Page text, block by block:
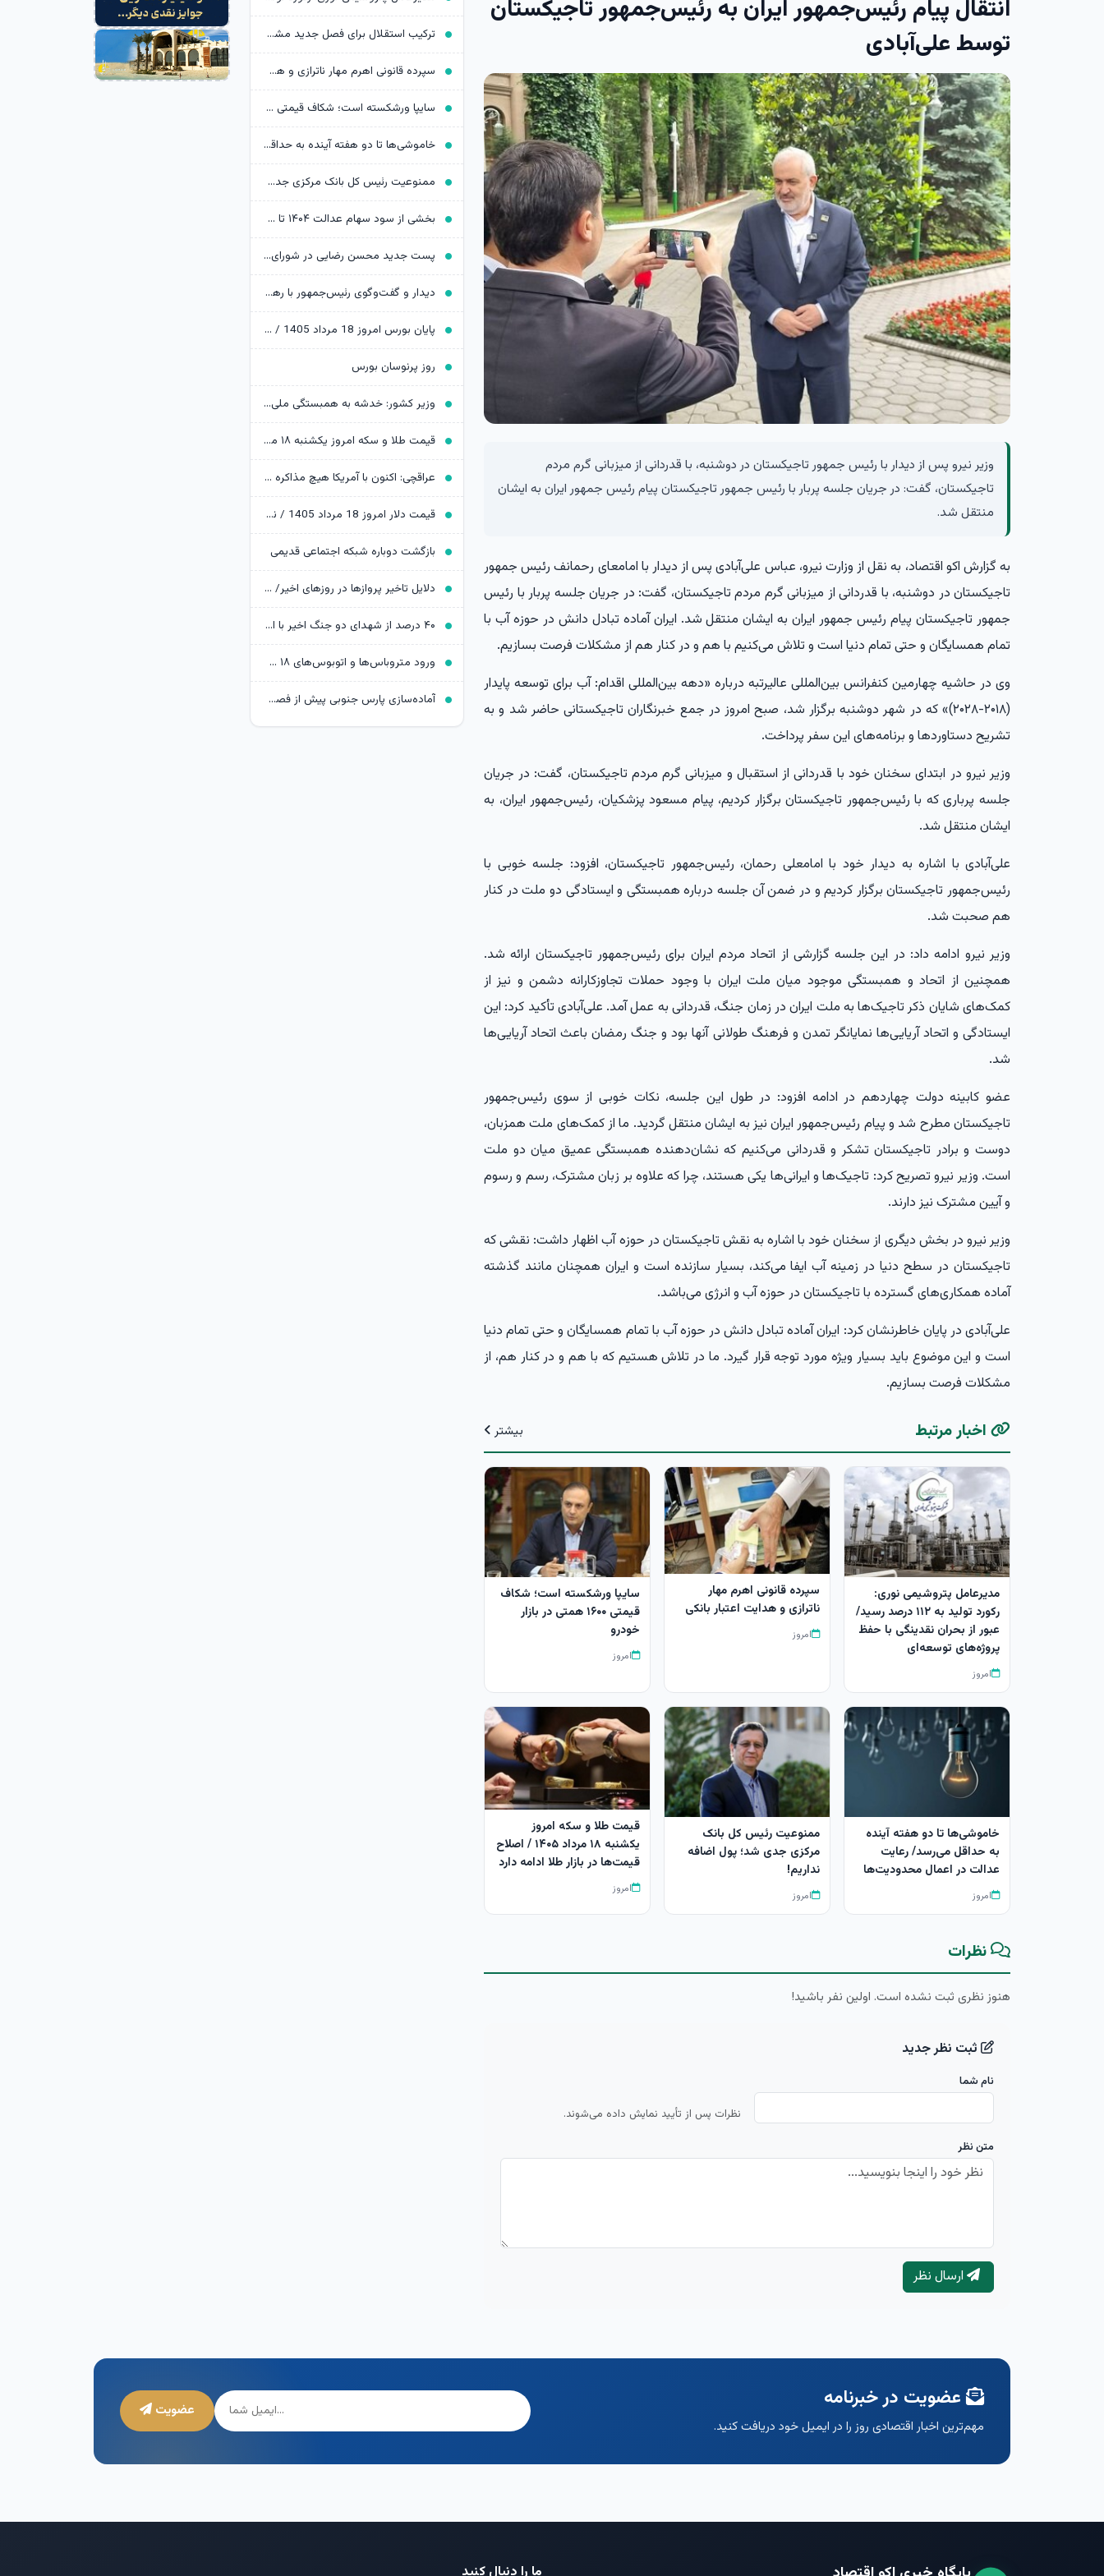
انتقال پیام رئیس‌جمهور ایران به رئیس‌جمهور تاجیکستان
توسط علی‌آبادی
وزیر نیرو پس از دیدار با رئیس جمهور تاجیکستان در دوشنبه، با قدردانی از میزبانی گرم مردم
تاجیکستان، گفت: در جریان جلسه پربار با رئیس جمهور تاجیکستان پیام رئیس جمهور ایران به ایشان
منتقل شد.
به گزارش اکو اقتصاد، به نقل از وزارت نیرو، عباس علی‌آبادی پس از دیدار با امامعای رحمانف رئیس جمهور
تاجیکستان در دوشنبه، با قدردانی از میزبانی گرم مردم تاجیکستان، گفت: در جریان جلسه پربار با رئیس
جمهور تاجیکستان پیام رئیس جمهور ایران به ایشان منتقل شد. ایران آماده تبادل دانش در حوزه آب با
تمام همسایگان و حتی تمام دنیا است و تلاش می‌کنیم با هم و در کنار هم از مشکلات فرصت بسازیم.
وی در حاشیه چهارمین کنفرانس بین‌المللی عالیرتبه درباره «دهه بین‌المللی اقدام: آب برای توسعه پایدار
(۲۰۱۸-۲۰۲۸)» که در شهر دوشنبه برگزار شد، صبح امروز در جمع خبرنگاران تاجیکستانی حاضر شد و به
تشریح دستاوردها و برنامه‌های این سفر پرداخت.
وزیر نیرو در ابتدای سخنان خود با قدردانی از استقبال و میزبانی گرم مردم تاجیکستان، گفت: در جریان
جلسه پرباری که با رئیس‌جمهور تاجیکستان برگزار کردیم، پیام مسعود پزشکیان، رئیس‌جمهور ایران، به
ایشان منتقل شد.
علی‌آبادی با اشاره به دیدار خود با امامعلی رحمان، رئیس‌جمهور تاجیکستان، افزود: جلسه خوبی با
رئیس‌جمهور تاجیکستان برگزار کردیم و در ضمن آن جلسه درباره همبستگی و ایستادگی دو ملت در کنار
هم صحبت شد.
وزیر نیرو ادامه داد: در این جلسه گزارشی از اتحاد مردم ایران برای رئیس‌جمهور تاجیکستان ارائه شد.
همچنین از اتحاد و همبستگی موجود میان ملت ایران با وجود حملات تجاوزکارانه دشمن و نیز از
کمک‌های شایان ذکر تاجیک‌ها به ملت ایران در زمان جنگ، قدردانی به عمل آمد. علی‌آبادی تأکید کرد: این
ایستادگی و اتحاد آریایی‌ها نمایانگر تمدن و فرهنگ طولانی آنها بود و جنگ رمضان باعث اتحاد آریایی‌ها
شد.
عضو کابینه دولت چهاردهم در ادامه افزود: در طول این جلسه، نکات خوبی از سوی رئیس‌جمهور
تاجیکستان مطرح شد و پیام رئیس‌جمهور ایران نیز به ایشان منتقل گردید. ما از کمک‌های ملت همزبان،
دوست و برادر تاجیکستان تشکر و قدردانی می‌کنیم که نشان‌دهنده همبستگی عمیق میان دو ملت
است. وزیر نیرو تصریح کرد: تاجیک‌ها و ایرانی‌ها یکی هستند، چرا که علاوه بر زبان مشترک، رسم و رسوم
و آیین مشترک نیز دارند.
وزیر نیرو در بخش دیگری از سخنان خود با اشاره به نقش تاجیکستان در حوزه آب اظهار داشت: نقشی که
تاجیکستان در سطح دنیا در زمینه آب ایفا می‌کند، بسیار سازنده است و ایران همچنان مانند گذشته
آماده همکاری‌های گسترده با تاجیکستان در حوزه آب و انرژی می‌باشد.
علی‌آبادی در پایان خاطرنشان کرد: ایران آماده تبادل دانش در حوزه آب با تمام همسایگان و حتی تمام دنیا
است و این موضوع باید بسیار ویژه مورد توجه قرار گیرد. ما در تلاش هستیم که با هم و در کنار هم، از
مشکلات فرصت بسازیم.
اخبار مرتبط بیشتر
مدیرعامل پتروشیمی نوری:
رکورد تولید به ۱۱۲ درصد رسید/
عبور از بحران نقدینگی با حفظ
پروژه‌های توسعه‌ای
امروز
سپرده قانونی اهرم مهار
ناترازی و هدایت اعتبار بانکی
امروز
سایپا ورشکسته است؛ شکاف
قیمتی ۱۶۰۰ همتی در بازار
خودرو
امروز
خاموشی‌ها تا دو هفته آینده
به حداقل می‌رسد/ رعایت
عدالت در اعمال محدودیت‌ها
امروز
ممنوعیت رئیس کل بانک
مرکزی جدی شد؛ پول اضافه
نداریم!
امروز
قیمت طلا و سکه امروز
یکشنبه ۱۸ مرداد ۱۴۰۵ / اصلاح
قیمت‌ها در بازار طلا ادامه دارد
امروز
نظرات
هنوز نظری ثبت نشده است. اولین نفر باشید!
ثبت نظر جدید
نام شما
نظرات پس از تأیید نمایش داده می‌شوند.
متن نظر
ارسال نظر
ترکیب استقلال برای فصل جدید مشخص شد/ معمای بختیاری‌زاده در یک پست مهم
سپرده قانونی اهرم مهار ناترازی و هدایت اعتبار بانکی
سایپا ورشکسته است؛ شکاف قیمتی ۱۶۰۰ همتی در بازار خودرو
خاموشی‌ها تا دو هفته آینده به حداقل می‌رسد/ رعایت عدالت در اعمال محدودیت‌ها
ممنوعیت رئیس کل بانک مرکزی جدی شد؛ پول اضافه نداریم!
بخشی از سود سهام عدالت ۱۴۰۴ تا هفته دولت واریز می‌شود
پست جدید محسن رضایی در شورای عالی امنیت ملی
دیدار و گفت‌وگوی رئیس‌جمهور با رهبر معظم انقلاب درباره مسائل اقتصادی و نظامی کشور
پایان بورس امروز 18 مرداد 1405 / سقف تاریخی ارزش معاملات خرد شکسته شد
روز پرنوسان بورس
وزیر کشور: خدشه به همبستگی ملی گناهی نابخشودنی است
قیمت طلا و سکه امروز یکشنبه ۱۸ مرداد ۱۴۰۵ / اصلاح قیمت‌ها در بازار طلا ادامه دارد
عراقچی: اکنون با آمریکا هیچ مذاکره ای نداریم
قیمت دلار امروز 18 مرداد 1405 / نوسان دلار در کریدور 180 هزار تومانی
بازگشت دوباره شبکه اجتماعی قدیمی
دلایل تاخیر پروازها در روزهای اخیر/ به دنبال جایگزینی هواپیماهای نو هستیم
۴۰ درصد از شهدای دو جنگ اخیر با استفاده از علم ژنتیک شناسایی شدند/ ۳۵۱۹ شهید جنگ رمضان
ورود متروباس‌ها و اتوبوس‌های ۱۸ متری برقی به تهران
آماده‌سازی پارس جنوبی پیش از فصل سرد
عضویت در خبرنامه
مهم‌ترین اخبار اقتصادی روز را در ایمیل خود دریافت کنید.
عضویت